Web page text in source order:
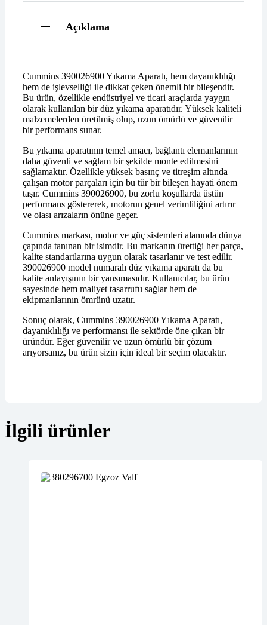
Açıklama
Cummins 390026900 Yıkama Aparatı, hem dayanıklılığı
hem de işlevselliği ile dikkat çeken önemli bir bileşendir.
Bu ürün, özellikle endüstriyel ve ticari araçlarda yaygın
olarak kullanılan bir düz yıkama aparatıdır. Yüksek kaliteli
malzemelerden üretilmiş olup, uzun ömürlü ve güvenilir
bir performans sunar.
Bu yıkama aparatının temel amacı, bağlantı elemanlarının
daha güvenli ve sağlam bir şekilde monte edilmesini
sağlamaktır. Özellikle yüksek basınç ve titreşim altında
çalışan motor parçaları için bu tür bir bileşen hayati önem
taşır. Cummins 390026900, bu zorlu koşullarda üstün
performans göstererek, motorun genel verimliliğini artırır
ve olası arızaların önüne geçer.
Cummins markası, motor ve güç sistemleri alanında dünya
çapında tanınan bir isimdir. Bu markanın ürettiği her parça,
kalite standartlarına uygun olarak tasarlanır ve test edilir.
390026900 model numaralı düz yıkama aparatı da bu
kalite anlayışının bir yansımasıdır. Kullanıcılar, bu ürün
sayesinde hem maliyet tasarrufu sağlar hem de
ekipmanlarının ömrünü uzatır.
Sonuç olarak, Cummins 390026900 Yıkama Aparatı,
dayanıklılığı ve performansı ile sektörde öne çıkan bir
üründür. Eğer güvenilir ve uzun ömürlü bir çözüm
arıyorsanız, bu ürün sizin için ideal bir seçim olacaktır.
İlgili ürünler